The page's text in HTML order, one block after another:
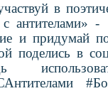
в
антителами» -
и придумай
поделись в